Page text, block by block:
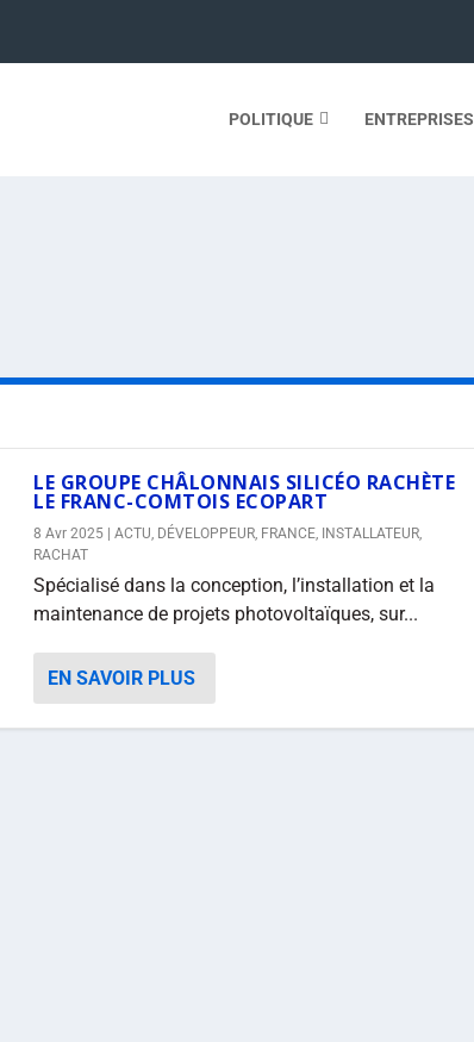
POLITIQUE ENTREPRISES
LE GROUPE CHÂLONNAIS SILICÉO RACHÈTE
LE FRANC-COMTOIS ECOPART
8 Avr 2025 ACTU, DÉVELOPPEUR, FRANCE, INSTALLATEUR,
RACHAT
Spécialisé dans la conception, l’installation et la
maintenance de projets photovoltaïques, sur...
EN SAVOIR PLUS